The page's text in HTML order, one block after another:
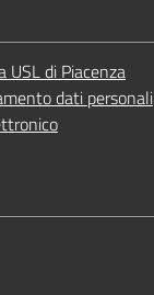
USL di Piacenza
dati personali